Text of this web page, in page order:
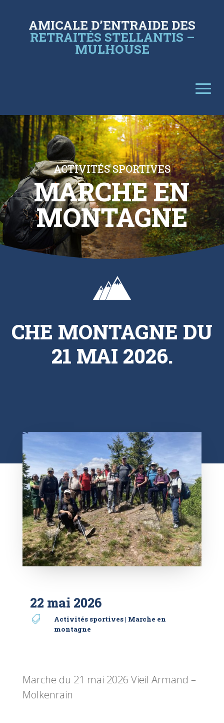
AMICALE D’ENTRAIDE DES
RETRAITÉS STELLANTIS –
MULHOUSE
ACTIVITÉS SPORTIVES
MARCHE EN
MONTAGNE
CHE MONTAGNE DU
21 MAI 2026.
22 mai 2026
 Activités sportives| Marche en
montagne
Marche du 21 mai 2026 Vieil Armand –
Molkenrain